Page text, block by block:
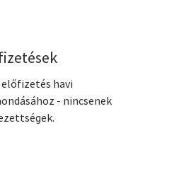
előfizetés havi
- nincsenek